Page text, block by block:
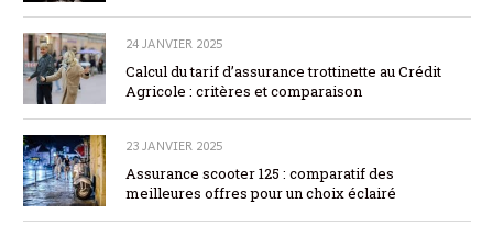
24 JANVIER 2025
Calcul du tarif d’assurance trottinette au Crédit
Agricole : critères et comparaison
23 JANVIER 2025
Assurance scooter 125 : comparatif des
meilleures offres pour un choix éclairé